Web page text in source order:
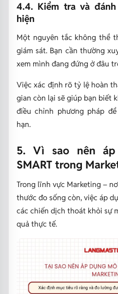
4.4. Kiểm tra và
hiện
Một nguyên tắc không thể
giám sát. Bạn cần thường
xem mình đang đứng ở đâu
Việc xác định rõ tỷ lệ hoàn
gian còn lại sẽ giúp bạn biết
điều chỉnh phương pháp
hạn.
5. Vì sao nên
SMART trong
Trong lĩnh vực Marketing –
thước đo sống còn, việc áp
các chiến dịch thoát khỏi sự
quả thực tế.